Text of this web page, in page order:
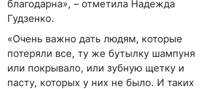
благодарна», – отметила Надежда
Гудзенко.
«Очень важно дать людям, которые
потеряли все, ту же бутылку шампуня
или покрывало, или зубную щетку и
пасту, которых у них не было. И таких